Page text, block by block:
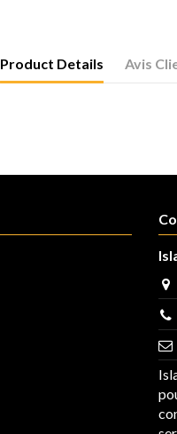
Product Details Avis